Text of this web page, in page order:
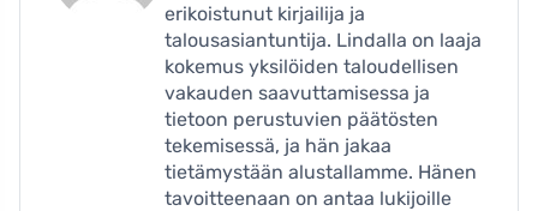
erikoistunut kirjailija ja
talousasiantuntija. Lindalla on laaja
kokemus yksilöiden taloudellisen
vakauden saavuttamisessa ja
tietoon perustuvien päätösten
tekemisessä, ja hän jakaa
tietämystään alustallamme. Hänen
tavoitteenaan on antaa lukijoille